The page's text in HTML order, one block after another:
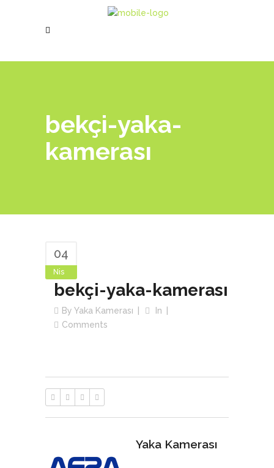
bekçi-yaka-
kamerası
04
Nis
bekçi-yaka-kamerası
By Yaka Kamerası
In
Comments
Yaka Kamerası